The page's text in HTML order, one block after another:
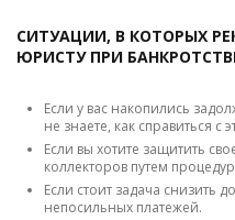
СИТУАЦИИ, В КОТОРЫХ
ЮРИСТУ ПРИ
Если у вас накопились
не знаете, как справиться с
Если вы хотите защитить
коллекторов путем
Если стоит задача снизить
непосильных платежей.